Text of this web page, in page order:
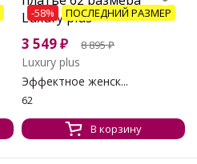
-58% ПОСЛЕДНИЙ РАЗМЕР
3 549₽ 8 895₽
Luxury plus
Эффектное женск...
62
В корзину